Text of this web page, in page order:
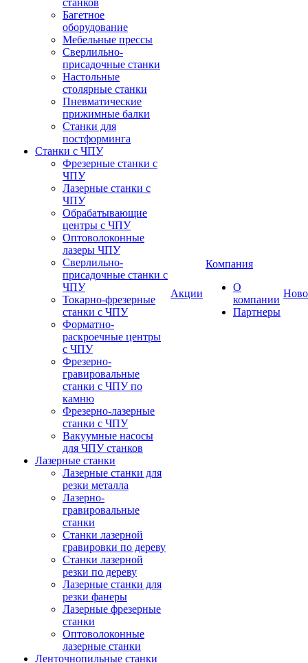
станков
Багетное
оборудование
Мебельные прессы
Сверлильно-
присадочные станки
Настольные
столярные станки
Пневматические
прижимные балки
Станки для
постформинга
Станки с ЧПУ
Фрезерные станки с
ЧПУ
Лазерные станки с
ЧПУ
Обрабатывающие
центры с ЧПУ
Оптоволоконные
лазеры ЧПУ
Сверлильно-
присадочные станки с
ЧПУ
Токарно-фрезерные
станки с ЧПУ
Форматно-
раскроечные центры
с ЧПУ
Фрезерно-
гравировальные
станки с ЧПУ по
камню
Фрезерно-лазерные
станки с ЧПУ
Вакуумные насосы
для ЧПУ станков
Лазерные станки
Лазерные станки для
резки металла
Лазерно-
гравировальные
станки
Станки лазерной
гравировки по дереву
Станки лазерной
резки по дереву
Лазерные станки для
резки фанеры
Лазерные фрезерные
станки
Оптоволоконные
лазерные станки
Ленточнопильные станки
Акции
Компания
О
компании
Партнеры